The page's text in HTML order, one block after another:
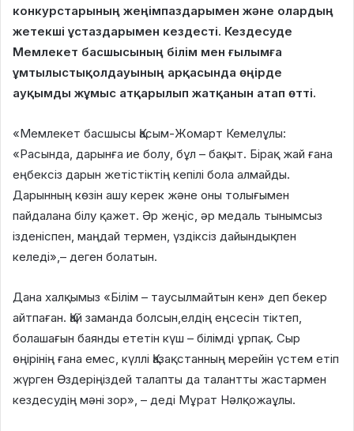
конкурстарының жеңімпаздарымен және олардың
жетекші ұстаздарымен кездесті. Кездесуде
Мемлекет басшысының білім мен ғылымға
ұмтылыстықолдауының арқасында өңірде
ауқымды жұмыс атқарылып жатқанын атап өтті.
«Мемлекет басшысы Қасым-Жомарт Кемелұлы:
«Расында, дарынға ие болу, бұл – бақыт. Бірақ жай ғана
еңбексіз дарын жетістіктің кепілі бола алмайды.
Дарынның көзін ашу керек және оны толығымен
пайдалана білу қажет. Әр жеңіс, әр медаль тынымсыз
ізденіспен, маңдай термен, үздіксіз дайындықпен
келеді»,– деген болатын.
Дана халқымыз «Білім – таусылмайтын кен» деп бекер
айтпаған. Қай заманда болсын,елдің еңсесін тіктеп,
болашағын баянды ететін күш – білімді ұрпақ. Сыр
өңірінің ғана емес, күллі Қазақстанның мерейін үстем етіп
жүрген Өздеріңіздей талапты да талантты жастармен
кездесудің мәні зор», – деді Мұрат Нәлқожаұлы.